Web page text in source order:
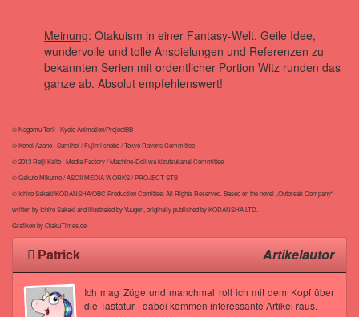
Meinung: Otakuism in einer Fantasy-Welt. Geile Idee,
wundervolle und tolle Anspielungen und Referenzen zu
bekannten Serien mit ordentlicher Portion Witz runden das
ganze ab. Absolut empfehlenswert!
© Nagomu Torii · Kyoto Animation/ProjectBB
© Kohei Azano · Sumihei / Fujimi shobo / Tokyo Ravens Committee
© 2013 Reiji Kaito · Media Factory / Machine-Doll wa kizutsukanai Committee
© Gakuto Mikumo / ASCII MEDIA WORKS / PROJECT STB
© Ichiro Sakaki/KODANSHA/OBC Production Comittee. All Rights Reserved. Based on the novel „Outbreak Company“
written by Ichiro Sakaki and illustrated by Yuugen, originally published by KODANSHA LTD.
Grafiken by OtakuTimes.de
Patrick Artikelautor
Ich mag Züge und manchmal roll ich mit dem Kopf über
die Tastatur - dabei kommen interessante Artikel raus.